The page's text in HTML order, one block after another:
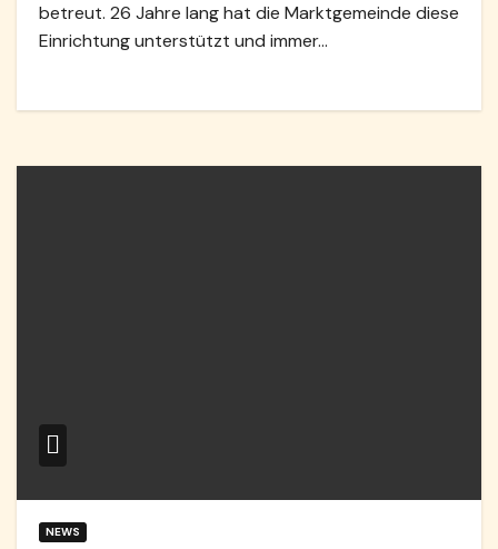
betreut. 26 Jahre lang hat die Marktgemeinde diese
Einrichtung unterstützt und immer…
NEWS